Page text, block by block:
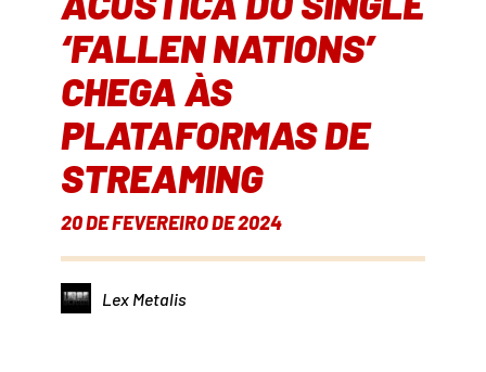
‘FALLEN NATIONS’
CHEGA ÀS
PLATAFORMAS DE
STREAMING
20 DE FEVEREIRO DE 2024
Lex Metalis